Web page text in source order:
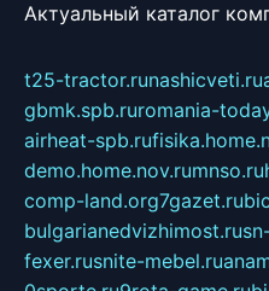
Актуальный каталог
t25-tractor.runashicveti.ru
gbmk.spb.ruromania-
airheat-spb.ru
demo.home.nov.rumnso.ru
comp-land.org7gazet.ru
bulgarianedvizhimost.ru
fexer.rusnite-mebel.ru